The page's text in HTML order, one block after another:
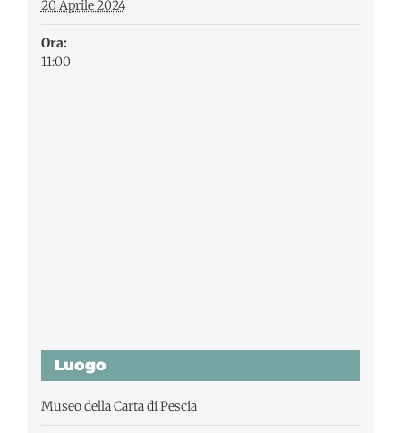
20 Aprile 2024
Ora:
11:00
Luogo
Museo della Carta di Pescia